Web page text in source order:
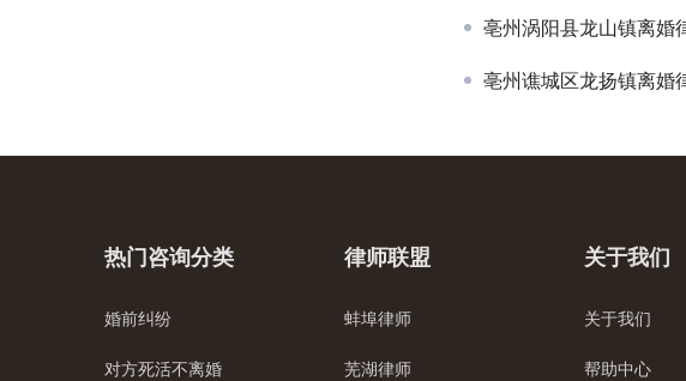
亳州涡阳县龙山镇离婚
亳州谯城区龙扬镇离婚
热门咨询分类
婚前纠纷
对方死活不离婚
律师联盟
蚌埠律师
芜湖律师
关于我们
关于我们
帮助中心